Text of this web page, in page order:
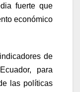
fuerte que
económico
de
para
las políticas